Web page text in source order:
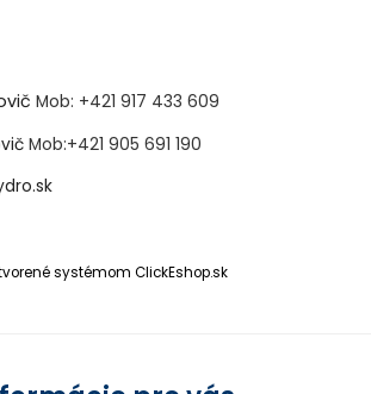
Mob: +421 917 433 609
Mob:+421 905 691 190
systémom ClickEshop.sk